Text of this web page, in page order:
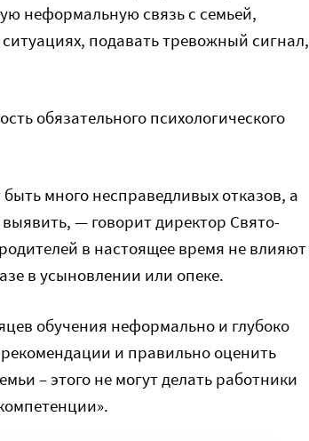
неформальную связь с семьей,
подавать тревожный сигнал,
обязательного психологического
много несправедливых отказов, а
— говорит директор Свято-
в настоящее время не влияют
в усыновлении или опеке.
обучения неформально и глубоко
и правильно оценить
– этого не могут делать работники